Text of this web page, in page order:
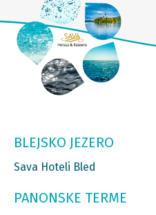
BLEJSKO JEZERO
Sava Hoteli Bled
PANONSKE TERME